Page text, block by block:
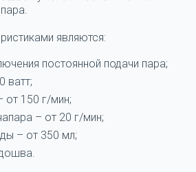
пара.
являются:
постоянной подачи пара;
ватт;
от 150 г/мин;
– от 20 г/мин;
– от 350 мл;